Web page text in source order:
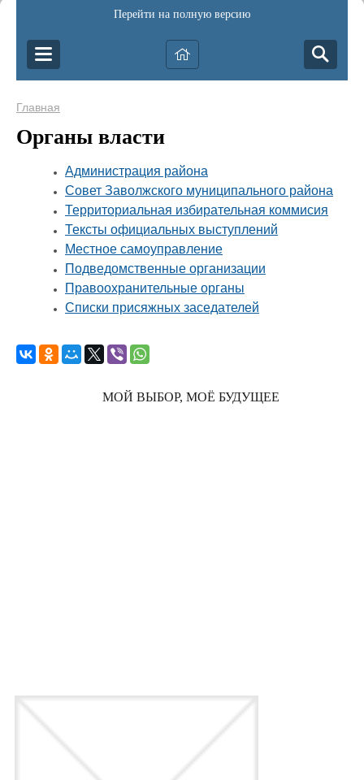
Перейти на полную версию
Главная
Органы власти
Администрация района
Совет Заволжского муниципального района
Территориальная избирательная коммисия
Тексты официальных выступлений
Местное самоуправление
Подведомственные организации
Правоохранительные органы
Списки присяжных заседателей
МОЙ ВЫБОР, МОЁ БУДУЩЕЕ